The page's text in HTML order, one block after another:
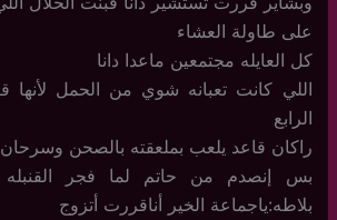
على طاولة العشاء
كل العايله مجتمعين ماعدا دانا
اللي كانت تعبانه شوي من الحمل لأنها
الرابع
راكان قاعد يلعب بملعقته بالصحن وسرحان
بس إنصدم من حاتم لما فجر
بلاطه:ياجماعة الخير أناقررت أتزوج